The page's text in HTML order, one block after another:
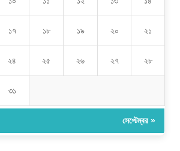
১৭ ১৮ ১৯ ২০ ২১
২৪ ২৫ ২৬ ২৭ ২৮
৩১
সেপ্টেম্বর »